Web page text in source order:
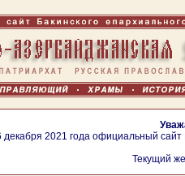
декабря 2021 года официальный
Текущий